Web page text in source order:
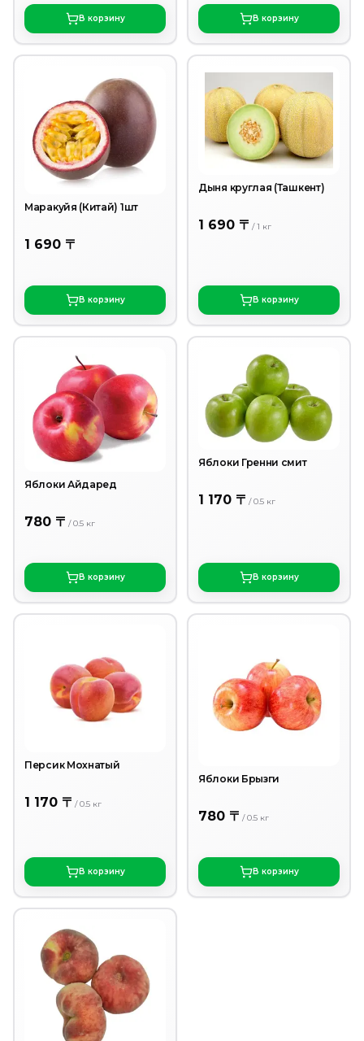
В корзину В корзину
Маракуйя (Китай) 1шт
1 690 〒
В корзину
Дыня круглая (Ташкент)
1 690 〒 /1 кг
В корзину
Яблоки Айдаред
780 〒 /0.5 кг
В корзину
Яблоки Гренни смит
1 170 〒 /0.5 кг
В корзину
Персик Мохнатый
1 170 〒 /0.5 кг
В корзину
Яблоки Брызги
780 〒 /0.5 кг
В корзину